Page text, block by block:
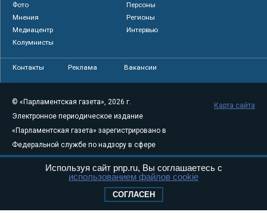
Фото
Персоны
Мнения
Регионы
Медиацентр
Интервью
Колумнисты
Контакты Реклама Вакансии
© «Парламентская газета», 2026 г.
Электронное периодическое издание
«Парламентская газета» зарегистрировано в
Федеральной службе по надзору в сфере
связи, информационных технологий и
массовых коммуникаций (Роскомнадзор) 05
Свидетельство о регистрации Эл № ФС77-
Карта сайта
Используя сайт pnp.ru, Вы соглашаетесь с
использованием файлов cookie
СОГЛАСЕН